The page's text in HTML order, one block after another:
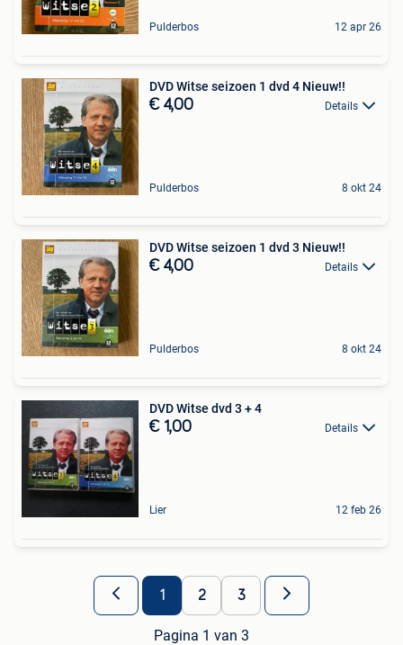
Pulderbos 12 apr 26
DVD Witse seizoen 1 dvd 4 Nieuw!!
€ 4,00 Details
Pulderbos 8 okt 24
DVD Witse seizoen 1 dvd 3 Nieuw!!
€ 4,00 Details
Pulderbos 8 okt 24
DVD Witse dvd 3 + 4
€ 1,00 Details
Lier 12 feb 26
1 2 3
Pagina 1 van 3